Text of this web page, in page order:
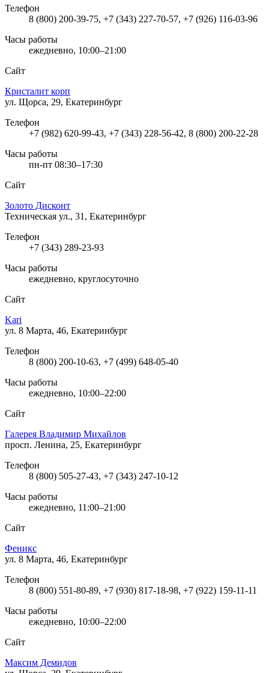
Телефон
8 (800) 200-39-75, +7 (343) 227-70-57, +7 (926) 116-03-96
Часы работы
ежедневно, 10:00–21:00
Сайт
Кристалит корп
ул. Щорса, 29, Екатеринбург
Телефон
+7 (982) 620-99-43, +7 (343) 228-56-42, 8 (800) 200-22-28
Часы работы
пн-пт 08:30–17:30
Сайт
Золото Дисконт
Техническая ул., 31, Екатеринбург
Телефон
+7 (343) 289-23-93
Часы работы
ежедневно, круглосуточно
Сайт
Kari
ул. 8 Марта, 46, Екатеринбург
Телефон
8 (800) 200-10-63, +7 (499) 648-05-40
Часы работы
ежедневно, 10:00–22:00
Сайт
Галерея Владимир Михайлов
просп. Ленина, 25, Екатеринбург
Телефон
8 (800) 505-27-43, +7 (343) 247-10-12
Часы работы
ежедневно, 11:00–21:00
Сайт
Феникс
ул. 8 Марта, 46, Екатеринбург
Телефон
8 (800) 551-80-89, +7 (930) 817-18-98, +7 (922) 159-11-11
Часы работы
ежедневно, 10:00–22:00
Сайт
Максим Демидов